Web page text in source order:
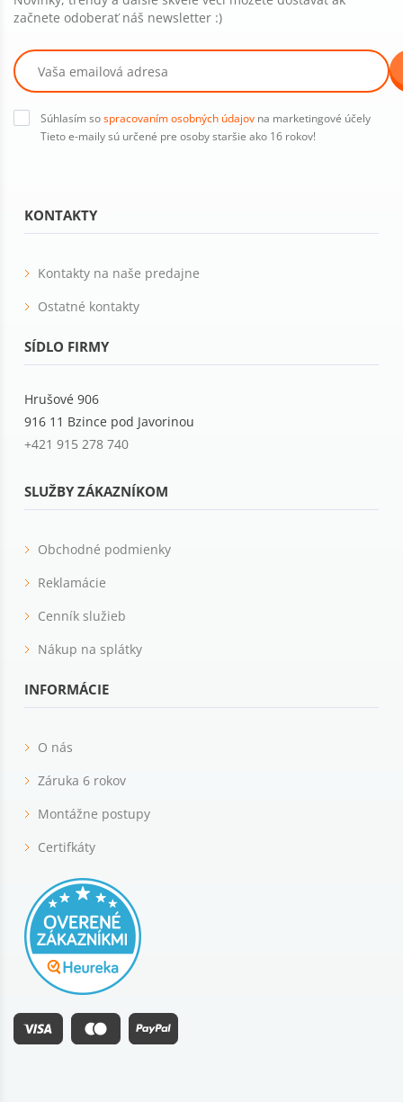
KONTAKTY
Kontakty na naše predajne
Ostatné kontakty
SÍDLO FIRMY
Hrušové 906
916 11 Bzince pod Javorinou
+421 915 278 740
SLUŽBY ZÁKAZNÍKOM
Obchodné podmienky
Reklamácie
Cenník služieb
Nákup na splátky
INFORMÁCIE
O nás
Záruka 6 rokov
Montážne postupy
Certifkáty
začnete odoberať náš newsletter :)
Súhlasím sospracovaním osobných údajov na marketingové účely
Tieto e-maily sú určené pre osoby staršie ako 16 rokov!